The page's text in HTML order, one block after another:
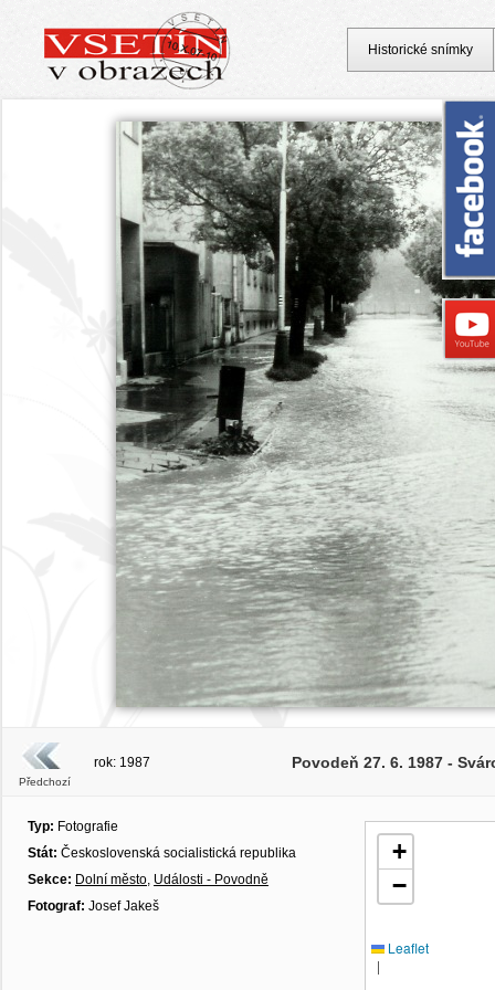
Předchozí
rok: 1987 Povodeň 27. 6. 1987 -
Typ: Fotografie
Stát: Československá socialistická republika
Sekce: Dolní město, Události - Povodně
Fotograf: Josef Jakeš
+
−
Leaflet
|
Historické snímky